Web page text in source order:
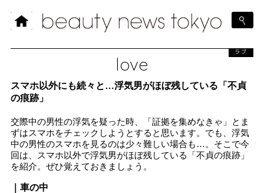
love
ラブ
スマホ以外にも続々と…浮気男がほぼ残している「不貞
の痕跡」
交際中の男性の浮気を疑った時、「証拠を集めなきゃ」とま
ずはスマホをチェックしようとすると思います。でも、浮気
中の男性のスマホを見るのは少々難しい場合も…。そこで今
回は、スマホ以外で浮気男がほぼ残している「不貞の痕跡」
を紹介。ぜひ覚えておきましょう。
｜車の中